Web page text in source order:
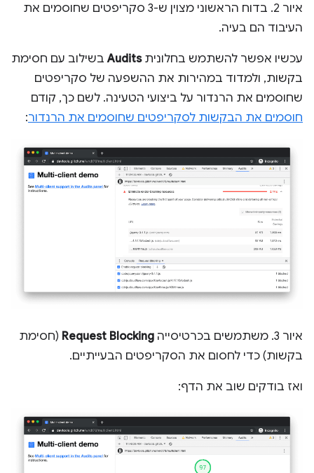
איור 2. בדוח הראשוני מצוין ש-3 סקריפטים שחוסמים את
העיבוד הם בעיה.
עכשיו אפשר להשתמש בחלוניתAuditsבשילוב עם חסימת
בקשות, ולמדוד במהירות את ההשפעה של סקריפטים
שחוסמים את הרנדור על ביצועי הטעינה. לשם כך, קודם
חוסמים את הבקשות לסקריפטים שחוסמים את הרנדור:
איור 3. משתמשים בכרטיסייה Request Blocking (חסימת
בקשות) כדי לחסום את הסקריפטים הבעייתיים.
ואז בודקים שוב את הדף: